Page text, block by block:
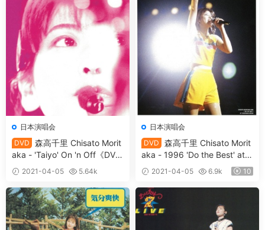
日本演唱会
DVD
森高千里 Chisato Morit
aka - 'Taiyo' On 'n Off《DVD
ISO 4.35G》
2021-04-05
5.64k
日本演唱会
DVD
森高千里 Chisato Morit
aka - 1996 'Do the Best' at Y
okohama Arena《DVD ISO
5.37G》
2021-04-05 6.9k 10